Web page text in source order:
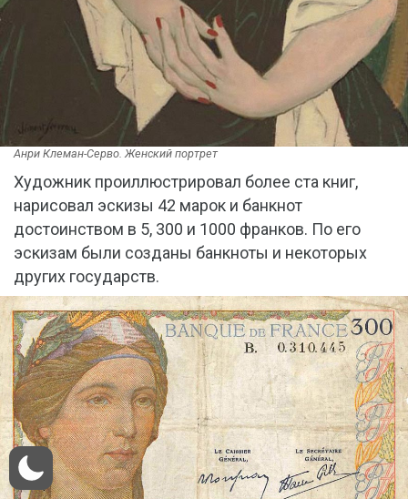
Анри Клеман-Серво. Женский портрет
Художник проиллюстрировал более ста книг,
нарисовал эскизы 42 марок и банкнот
достоинством в 5, 300 и 1000 франков. По его
эскизам были созданы банкноты и некоторых
других государств.